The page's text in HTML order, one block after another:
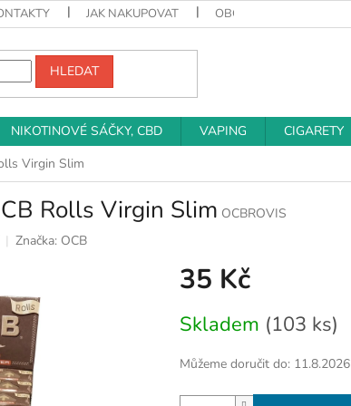
JAK NAKUPOVAT OBCHODNÍ PODMÍNKY
HLEDAT
NIKOTINOVÉ SÁČKY, CBD VAPING CIGARETY
Virgin Slim
Rolls Virgin Slim OCBROVIS
Značka: OCB
35 Kč
cena:
Skladem (103 ks)
Můžeme doručit do: 11.8.2026